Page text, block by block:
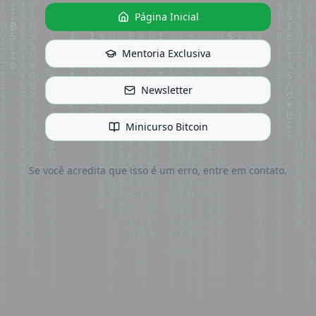
Página Inicial
Mentoria Exclusiva
Newsletter
Minicurso Bitcoin
Se você acredita que isso é um erro, entre em contato.